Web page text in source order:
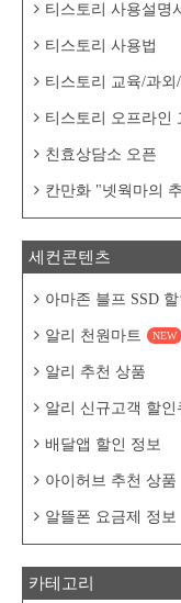
티스토리 사용설명
티스토리 사용법
티스토리 교육/과외
티스토리 오프라인
친효상담소 오픈
칸만화 "넷웍마의
세컨콘텐츠
아마존 블프 SSD 할
알리 천원마트 NEW
알리 추천 상품
알리 신규고객 할인
배달앱 할인 정보
아이허브 추천 상품
알뜰폰 요금제 정보
카테고리